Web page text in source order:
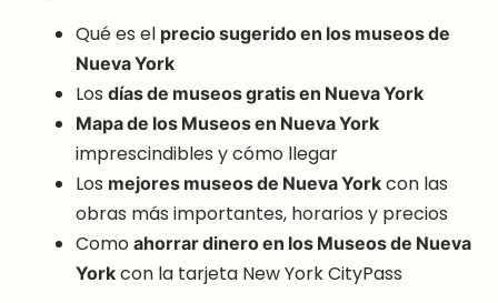
Qué es el precio sugerido en los museos de
Nueva York
Los días de museos gratis en Nueva York
Mapa de los Museos en Nueva York
imprescindibles y cómo llegar
Los mejores museos de Nueva Yorkcon las
obras más importantes, horarios y precios
Comoahorrar dinero en los Museos de Nueva
Yorkcon la tarjeta New York CityPass